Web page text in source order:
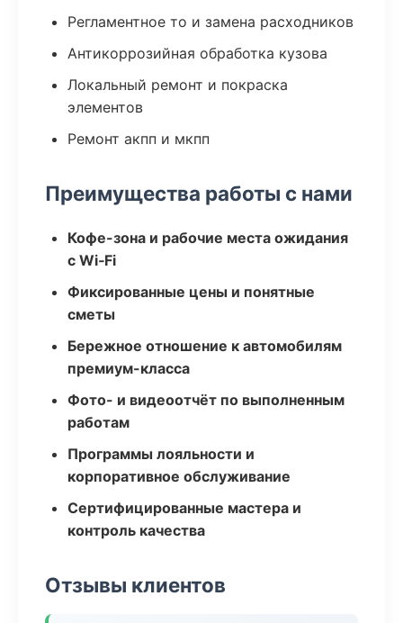
Регламентное то и замена расходников
Антикоррозийная обработка кузова
Локальный ремонт и покраска
элементов
Ремонт акпп и мкпп
Преимущества работы с нами
Кофе-зона и рабочие места ожидания
с Wi‑Fi
Фиксированные цены и понятные
сметы
Бережное отношение к автомобилям
премиум-класса
Фото- и видеоотчёт по выполненным
работам
Программы лояльности и
корпоративное обслуживание
Сертифицированные мастера и
контроль качества
Отзывы клиентов